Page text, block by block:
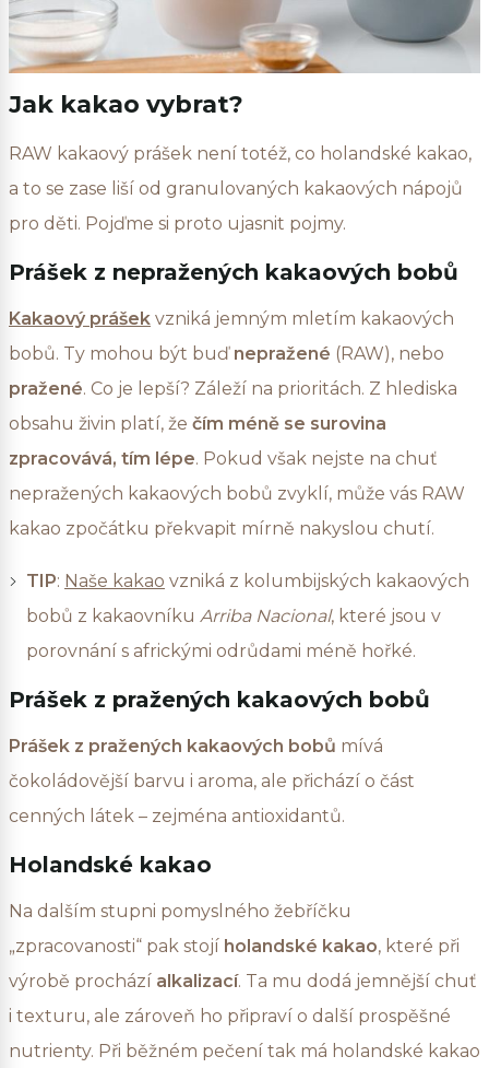
Jak kakao vybrat?
RAW kakaový prášek není totéž, co holandské kakao,
a to se zase liší od granulovaných kakaových nápojů
pro děti. Pojďme si proto ujasnit pojmy.
Prášek z nepražených kakaových bobů
Kakaový prášek vzniká jemným mletím kakaových
bobů. Ty mohou být buď nepražené (RAW), nebo
pražené. Co je lepší? Záleží na prioritách. Z hlediska
obsahu živin platí, že čím méně se surovina
zpracovává, tím lépe. Pokud však nejste na chuť
nepražených kakaových bobů zvyklí, může vás RAW
kakao zpočátku překvapit mírně nakyslou chutí.
TIP: Naše kakao vzniká z kolumbijských kakaových
bobů z kakaovníku Arriba Nacional, které jsou v
porovnání s africkými odrůdami méně hořké.
Prášek z pražených kakaových bobů
Prášek z pražených kakaových bobů mívá
čokoládovější barvu i aroma, ale přichází o část
cenných látek – zejména antioxidantů.
Holandské kakao
Na dalším stupni pomyslného žebříčku
„zpracovanosti“ pak stojí holandské kakao, které při
výrobě prochází alkalizací. Ta mu dodá jemnější chuť
i texturu, ale zároveň ho připraví o další prospěšné
nutrienty. Při běžném pečení tak má holandské kakao